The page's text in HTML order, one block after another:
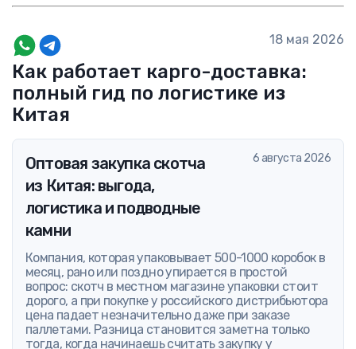
Как работает карго-доставка:
полный гид по логистике из
Китая
18 мая 2026
Оптовая закупка скотча
из Китая: выгода,
логистика и подводные
камни
6 августа 2026
Компания, которая упаковывает 500-1000 коробок в
месяц, рано или поздно упирается в простой
вопрос: скотч в местном магазине упаковки стоит
дорого, а при покупке у российского дистрибьютора
цена падает незначительно даже при заказе
паллетами. Разница становится заметна только
тогда, когда начинаешь считать закупку у